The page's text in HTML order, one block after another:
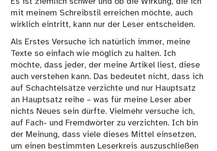
mit meinem Schreibstil erreichen möchte, auch
wirklich eintritt, kann nur der Leser entscheiden.
Als Erstes Versuche ich natürlich immer, meine
Texte so einfach wie möglich zu halten. Ich
möchte, dass jeder, der meine Artikel liest, diese
auch verstehen kann. Das bedeutet nicht, dass ich
auf Schachtelsätze verzichte und nur Hauptsatz
an Hauptsatz reihe – was für meine Leser aber
nichts Neues sein dürfte. Vielmehr versuche ich,
auf Fach- und Fremdwörter zu verzichten. Ich bin
der Meinung, dass viele dieses Mittel einsetzen,
um einen bestimmten Leserkreis auszuschließen